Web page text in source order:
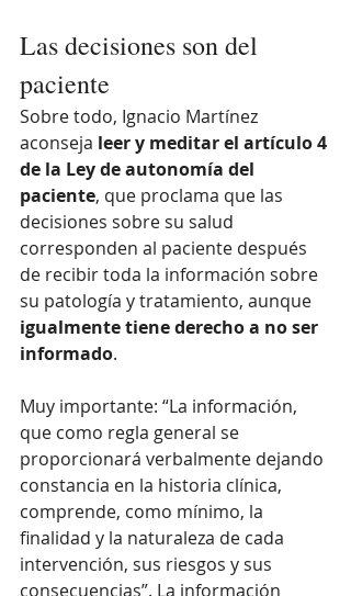
Las decisiones son del
paciente
Sobre todo, Ignacio Martínez
aconseja leer y meditar el artículo 4
de la Ley de autonomía del
paciente, que proclama que las
decisiones sobre su salud
corresponden al paciente después
de recibir toda la información sobre
su patología y tratamiento, aunque
igualmente tiene derecho a no ser
informado.
Muy importante: “La información,
que como regla general se
proporcionará verbalmente dejando
constancia en la historia clínica,
comprende, como mínimo, la
finalidad y la naturaleza de cada
intervención, sus riesgos y sus
consecuencias”. La información